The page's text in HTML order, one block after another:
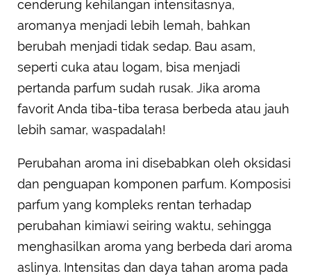
cenderung kehilangan intensitasnya,
aromanya menjadi lebih lemah, bahkan
berubah menjadi tidak sedap. Bau asam,
seperti cuka atau logam, bisa menjadi
pertanda parfum sudah rusak. Jika aroma
favorit Anda tiba-tiba terasa berbeda atau jauh
lebih samar, waspadalah!
Perubahan aroma ini disebabkan oleh oksidasi
dan penguapan komponen parfum. Komposisi
parfum yang kompleks rentan terhadap
perubahan kimiawi seiring waktu, sehingga
menghasilkan aroma yang berbeda dari aroma
aslinya. Intensitas dan daya tahan aroma pada